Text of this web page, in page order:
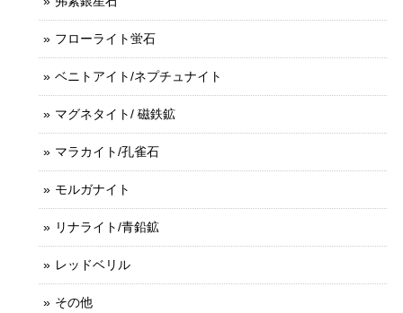
フローライト蛍石
ベニトアイト/ネプチュナイト
マグネタイト/ 磁鉄鉱
マラカイト/孔雀石
モルガナイト
リナライト/青鉛鉱
レッドベリル
その他